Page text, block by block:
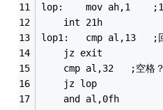
lop:
	int 21h
lop1:
	jz exit
	cmp al,32	;空格？
	jz lop
	and al,0fh